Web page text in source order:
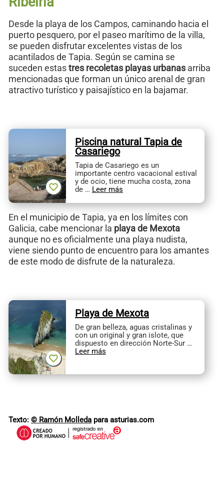
Desde la playa de los Campos, caminando hacia el
puerto pesquero, por el paseo marítimo de la villa,
se pueden disfrutar excelentes vistas de los
acantilados de Tapia. Según se camina se
suceden estastres recoletas playas urbanasarriba
mencionadas que forman un único arenal de gran
atractivo turístico y paisajístico en la bajamar.
Piscina natural Tapia de
Casariego
Tapia de Casariego es un
importante centro vacacional estival
y de ocio, tiene mucha costa, zona
de … Leer más
En el municipio de Tapia, ya en los límites con
Galicia, cabe mencionar la playa de Mexota
aunque no es oficialmente una playa nudista,
viene siendo punto de encuentro para los amantes
de este modo de disfrute de la naturaleza.
Playa de Mexota
De gran belleza, aguas cristalinas y
con un original y gran islote, que
dispuesto en dirección Norte-Sur …
Leer más
Texto: © Ramón Molleda para asturias.com